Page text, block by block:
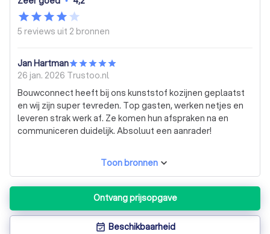
5 reviews uit 2 bronnen
Jan Hartman
26 jan. 2026 Trustoo.nl
Bouwconnect heeft bij ons kunststof kozijnen geplaatst
en wij zijn super tevreden. Top gasten, werken netjes en
leveren strak werk af. Ze komen hun afspraken na en
communiceren duidelijk. Absoluut een aanrader!
Toon bronnen
Ontvang prijsopgave
event_available Beschikbaarheid